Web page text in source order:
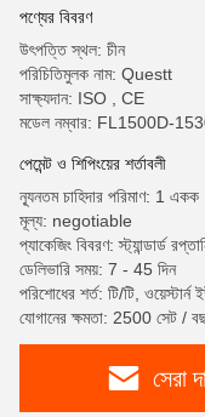
পণ্যের বিবরণ
উৎপত্তি স্থল: চীন
পরিচিতিমুলক নাম: Questt
সাক্ষ্যদান: ISO , CE
মডেল নম্বার: FL1500D-
পেমেন্ট ও শিপিংয়ের শর্তাবলী
ন্যূনতম চাহিদার পরিমাণ: 1 একক
মূল্য: negotiable
প্যাকেজিং বিবরণ: স্ট্যান্ডার্ড
ডেলিভারি সময়: 7 - 45 দিন
পরিশোধের শর্ত: টি/টি,
যোগানের ক্ষমতা: 2500 সেট /
সেরা